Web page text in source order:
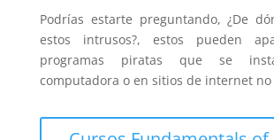
Podrías estarte preguntando, ¿De
estos intrusos?, estos pueden
programas piratas que se
computadora o en sitios de internet no